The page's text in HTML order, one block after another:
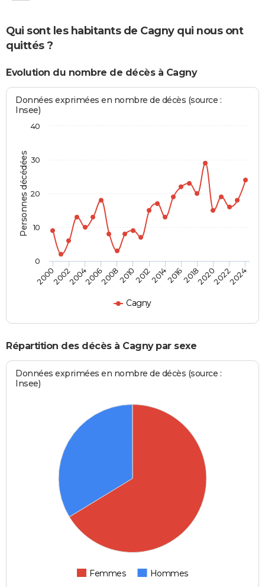
Qui sont les habitants de Cagny qui nous ont
quittés ?
Evolution du nombre de décès à Cagny
Personnes décédées
Données exprimées en nombre de décès (source :
Insee)
Cagny
2000200220042006200820102012201420162018202020222024
0
10
20
30
40
Répartition des décès à Cagny par sexe
Données exprimées en nombre de décès (source :
Insee)
Femmes Hommes